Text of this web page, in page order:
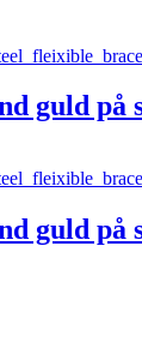
guld på
guld på